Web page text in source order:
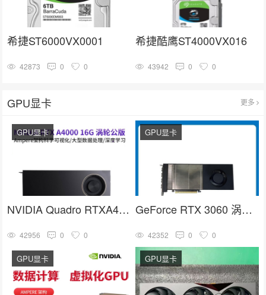
希捷ST6000VX0001
42873 0 0
希捷酷鹰ST4000VX016
43942 0 0
GPU显卡 更多
NVIDIA Quadro RTXA4000 16G GDDR6人工智能GPU专业图形显卡
GPU显卡
42956 0 0
GeForce RTX 3060 涡轮显卡 英伟达30系列 NVIDIA GPU卡
GPU显卡
42352 0 0
GPU显卡 GPU显卡